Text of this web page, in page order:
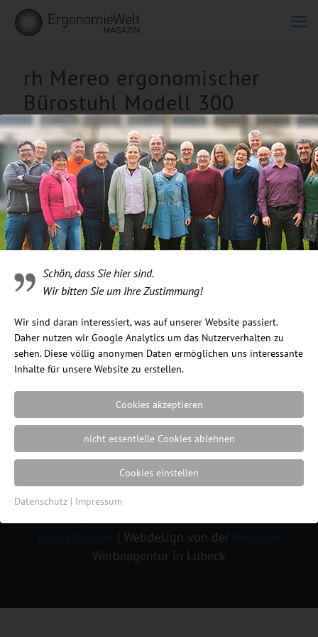
rh Mereo ergonomischer
Bürostuhl Modell 300
rh Mereo Ergonomischer Bürostuhl Modell 300
mit Armlehnen
Ein Blog des Internetshops
Einstellungen | Webdesign von der Resulted
Werbeagentur in Lübeck
Schön, dass Sie hier sind.
Wir bitten Sie um Ihre Zustimmung!
Wir sind daran interessiert, was auf unserer Website passiert.
Daher nutzen wir Google Analytics um das Nutzerverhalten zu
sehen. Diese völlig anonymen Daten ermöglichen uns interessante
Inhalte für unsere Website zu erstellen.
Cookies akzeptieren
nicht essentielle Cookies ablehnen
Cookies einstellen
Datenschutz | Impressum